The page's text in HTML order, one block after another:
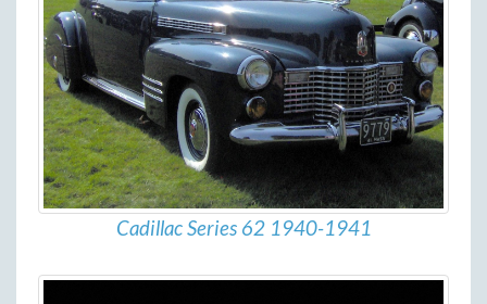
Cadillac Series 62 1940-1941